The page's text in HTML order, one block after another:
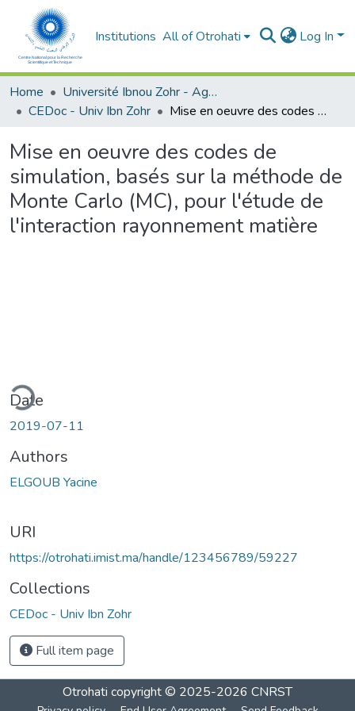
Institutions All of Otrohati Log In
Home
Université Ibnou Zohr - Agadir
CEDoc - Univ Ibn Zohr
Mise en oeuvre des codes de simulation, basés sur la méthode de Monte Carlo (MC), pour l'étude de l'interaction rayonnement matière
Mise en oeuvre des codes de
simulation, basés sur la méthode de
Monte Carlo (MC), pour l'étude de
l'interaction rayonnement matière
Date
2019-07-11
Authors
ELGOUB Yacine
URI
https://otrohati.imist.ma/handle/123456789/59227
Collections
CEDoc - Univ Ibn Zohr
Full item page
Otrohati copyright © 2025-2026 CNRST